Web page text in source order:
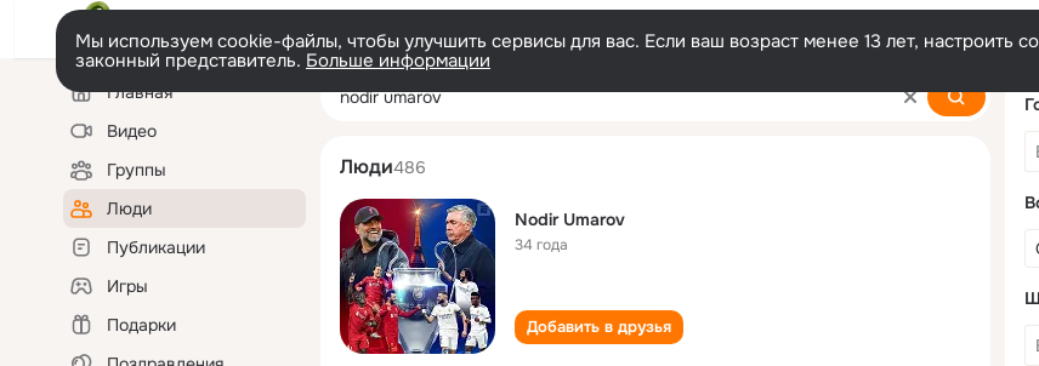
Мы используем cookie-файлы, чтобы улучшить сервисы для вас. Если ваш возраст менее 13 лет, настроить
законный представитель. Больше информации
Левая
колонкаГлавная
Видео
Группы
Люди
Публикации
Игры
Подарки
nodir umarov
Люди486
Nodir Umarov
34 года
Добавить в друзья